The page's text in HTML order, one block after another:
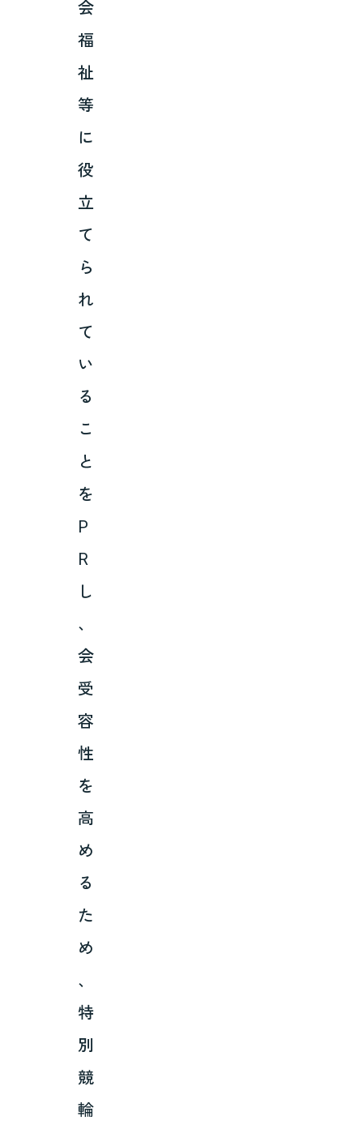
会
福
祉
等
に
役
立
て
ら
れ
て
い
る
こ
と
を
P
R
し
、
会
受
容
性
を
高
め
る
た
め
、
特
別
競
輪